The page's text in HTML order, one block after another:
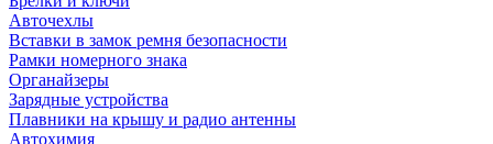
Авточехлы
Вставки в замок ремня безопасности
Рамки номерного знака
Органайзеры
Зарядные устройства
Плавники на крышу и радио антенны
Автохимия